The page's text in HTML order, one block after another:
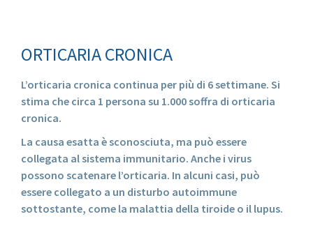
ORTICARIA CRONICA
L’orticaria cronica continua per più di 6 settimane. Si
stima che circa 1 persona su 1.000 soffra di orticaria
cronica.
La causa esatta è sconosciuta, ma può essere
collegata al sistema immunitario. Anche i virus
possono scatenare l’orticaria. In alcuni casi, può
essere collegato a un disturbo autoimmune
sottostante, come la malattia della tiroide o il lupus.